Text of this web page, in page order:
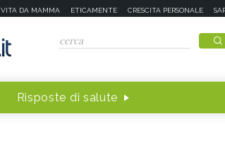
VITA DA MAMMA ETICAMENTE CRESCITA PERSONALE
Risposte di salute